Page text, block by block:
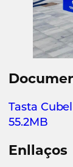
Tasta
55.2MB
Enllaços